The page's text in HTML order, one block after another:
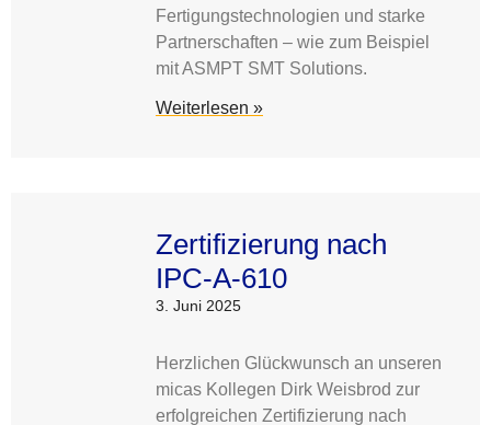
Fertigungstechnologien und starke
Partnerschaften – wie zum Beispiel
mit ASMPT SMT Solutions.
Weiterlesen »
Zertifizierung nach
IPC-A-610
3. Juni 2025
Herzlichen Glückwunsch an unseren
micas Kollegen Dirk Weisbrod zur
erfolgreichen Zertifizierung nach